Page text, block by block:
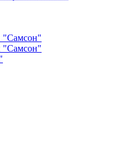
"Самсон"
"Самсон"